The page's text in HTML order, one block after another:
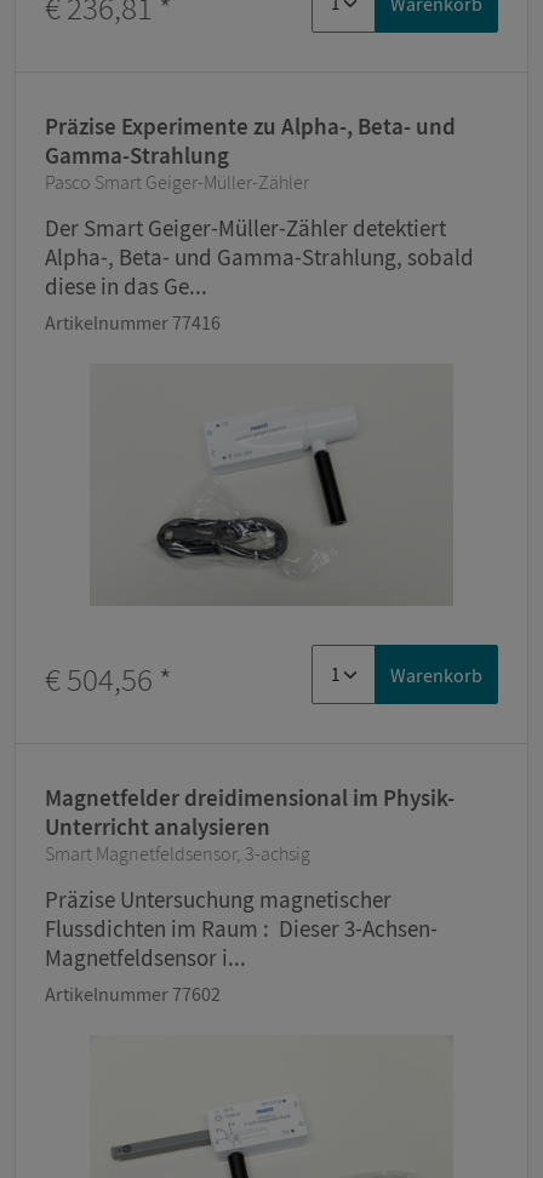
Präzise Experimente zu Alpha-, Beta- und
Gamma-Strahlung
Pasco Smart Geiger-Müller-Zähler
Der Smart Geiger-Müller-Zähler detektiert
Alpha-, Beta- und Gamma-Strahlung, sobald
diese in das Ge...
Artikelnummer 77416
€ 504,56 * Warenkorb
Magnetfelder dreidimensional im Physik-
Unterricht analysieren
Smart Magnetfeldsensor, 3-achsig
Präzise Untersuchung magnetischer
Flussdichten im Raum : Dieser 3-Achsen-
Magnetfeldsensor i...
Artikelnummer 77602